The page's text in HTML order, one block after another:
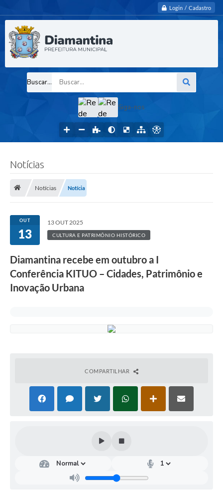
Login / Cadastro
Buscar...
Siga-nos
Notícias
Notícias Notícia
OUT
13
13 OUT 2025
CULTURA E PATRIMÔNIO HISTÓRICO
Diamantina recebe em outubro a I
Conferência KITUO – Cidades, Patrimônio e
Inovação Urbana
COMPARTILHAR